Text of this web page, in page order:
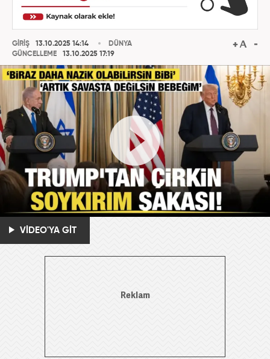
GİRİŞ
13.10.2025 14:14
GÜNCELLEME
13.10.2025 17:19
DÜNYA
VİDEO'YA GİT